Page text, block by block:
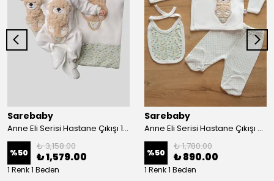
Sarebaby
Anne Eli Serisi Hastane Çıkışı 10'lu Set Oyuncak Hediyeli Organik
%50
₺ 3,158.00
₺ 1,579.00
1 Renk 1 Beden
Sarebaby
Anne Eli Serisi Hastane Çıkışı 5li Set
%50
₺ 1,780.00
₺ 890.00
1 Renk 1 Beden